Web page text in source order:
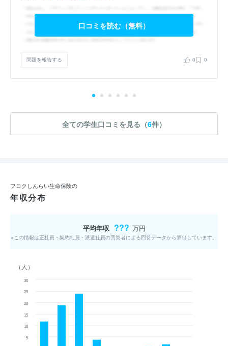
口コミを読む（無料）
問題を報告する 0 0
全ての学生口コミを見る（6件）
フコクしんらい生命保険の
年収分布
平均年収 ??? 万円
※この情報は正社員・契約社員・派遣社員の回答者による回答データから算出しています。
（人）
5
10
15
20
25
30